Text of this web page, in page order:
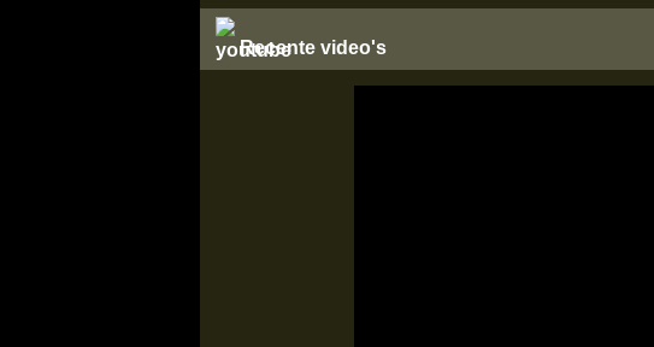
Recente video's